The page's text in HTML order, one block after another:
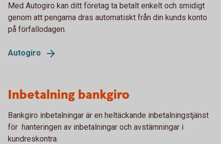
Med Autogiro kan ditt företag ta betalt enkelt och smidigt
genom att pengarna dras automatiskt från din kunds konto
på förfallodagen.
Autogiro
Inbetalning bankgiro
Bankgiro inbetalningar är en heltäckande inbetalningstjänst
för hanteringen av inbetalningar och avstämningar i
kundreskontra.